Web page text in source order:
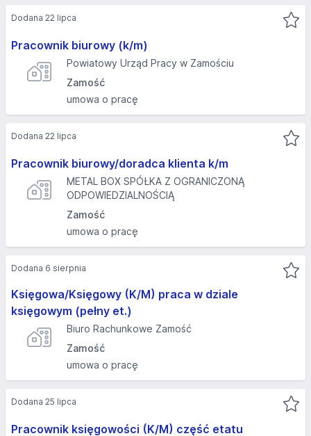
Pracownik biurowy (k/m)
Powiatowy Urząd Pracy w Zamościu
Zamość
umowa o pracę
Dodana 22 lipca
Pracownik biurowy/doradca klienta k/m
METAL BOX SPÓŁKA Z OGRANICZONĄ
ODPOWIEDZIALNOŚCIĄ
Zamość
umowa o pracę
Dodana 22 lipca
Księgowa/Księgowy (K/M) praca w dziale
księgowym (pełny et.)
Biuro Rachunkowe Zamość
Zamość
umowa o pracę
Dodana 6 sierpnia
Pracownik księgowości (K/M) część etatu
Dodana 25 lipca